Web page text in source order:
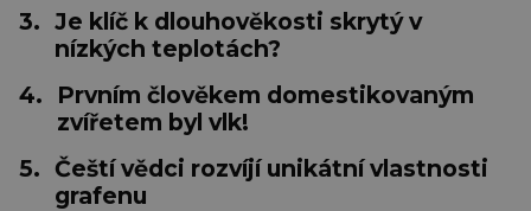
3. Je klíč k dlouhověkosti skrytý v
nízkých teplotách?
4.
Prvním člověkem domestikovaným
zvířetem byl vlk!
5. Čeští vědci rozvíjí unikátní vlastnosti
grafenu